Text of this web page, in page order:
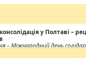
у Полтаві –
– Міжнародний день